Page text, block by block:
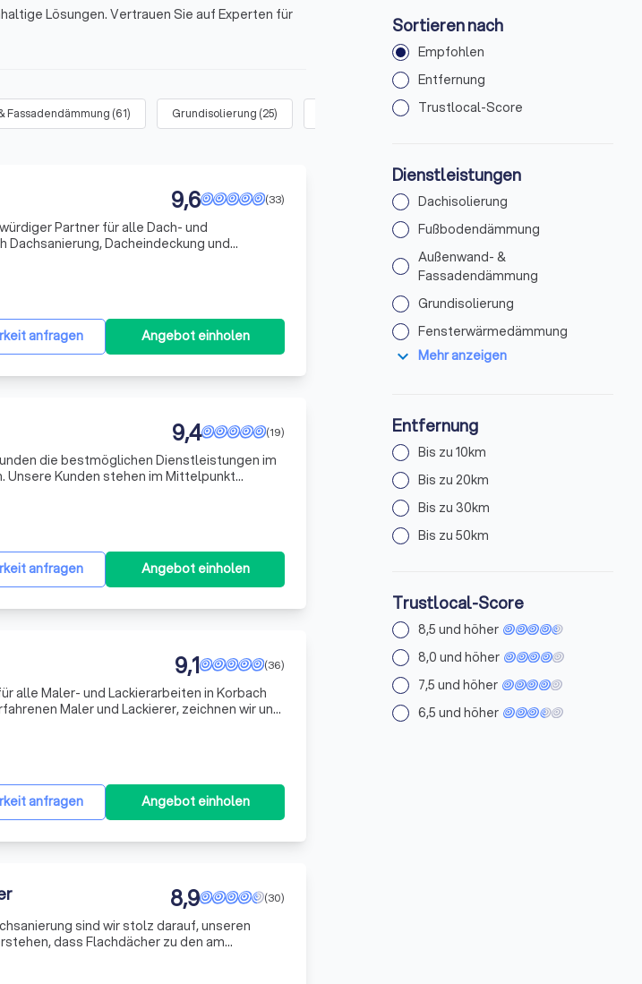
Lösungen. Vertrauen Sie auf Experten für
Fassadendämmung (61) Grundisolierung (25) Fensterwärmedämmung(32) Schallisolierung
(33)
9,6
Partner für alle Dach- und
Dachsanierung, Dacheindeckung und
anfragen Angebot einholen
(19)
9,4
die bestmöglichen Dienstleistungen im
anfragen Angebot einholen
(36)
9,1
alle Maler- und Lackierarbeiten in Korbach
Maler und Lackierer, zeichnen wir uns
anfragen Angebot einholen
(30)
8,9
sind wir stolz darauf, unseren
dass Flachdächer zu den am
Sortieren nach
Empfohlen
Entfernung
Trustlocal-Score
Dienstleistungen
Dachisolierung
Fußbodendämmung
Außenwand- &
Fassadendämmung
Grundisolierung
Fensterwärmedämmung
expand_more Mehr anzeigen
Entfernung
Bis zu 10km
Bis zu 20km
Bis zu 30km
Bis zu 50km
Trustlocal-Score
8,5 und höher
8,0 und höher
7,5 und höher
6,5 und höher